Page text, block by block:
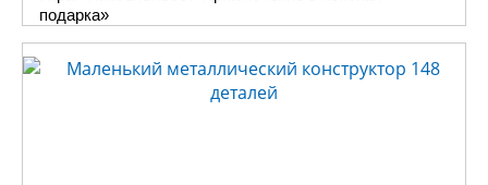
подарка»